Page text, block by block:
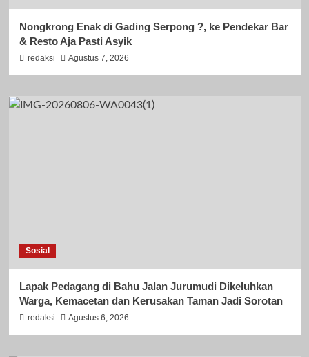
Nongkrong Enak di Gading Serpong ?, ke Pendekar Bar
& Resto Aja Pasti Asyik
redaksi Agustus 7, 2026
Sosial
Lapak Pedagang di Bahu Jalan Jurumudi Dikeluhkan
Warga, Kemacetan dan Kerusakan Taman Jadi Sorotan
redaksi Agustus 6, 2026